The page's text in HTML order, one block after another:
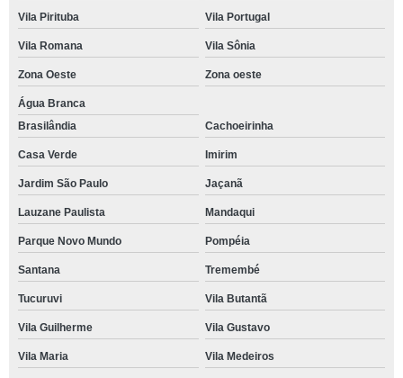
Vila Pirituba Vila Portugal
Vila Romana Vila Sônia
Zona Oeste Zona oeste
Água Branca
Brasilândia
Cachoeirinha
Casa Verde Imirim
Jardim São Paulo Jaçanã
Lauzane Paulista Mandaqui
Parque Novo Mundo Pompéia
Santana Tremembé
Tucuruvi Vila Butantã
Vila Guilherme Vila Gustavo
Vila Maria Vila Medeiros